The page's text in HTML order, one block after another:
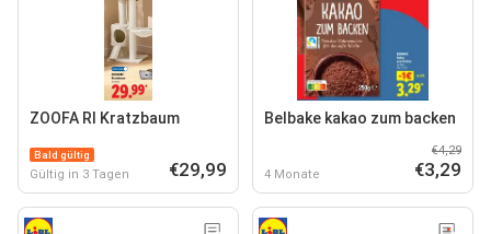
ZOOFA RI Kratzbaum
Bald gültig
Gültig in 3 Tagen €29,99
Belbake kakao zum backen
4 Monate
€4,29
€3,29